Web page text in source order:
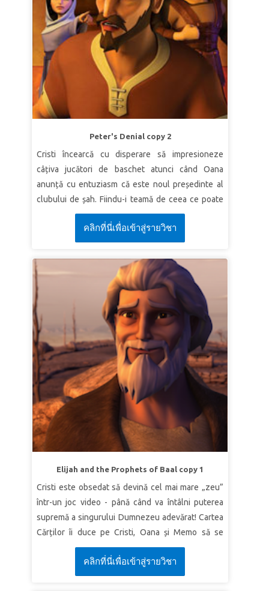
and My reward is with Me, to give to every one
according to his work.”Revelation 22:12 (NKJV)
Adevăr biblic:Dumnezeu îmi dă puterea Lui.
Verset:Îngerul Domnului i S-a arătat şi i-a zis:
„Domnul este cu tine, viteazule!” Judecători 6:12
(VDC)
LECȚIA 2: BIRUINȚA CU DUMNEZEU
Adevăr biblic:
Dumnezeu îmi dă biruința.
Verset:„Iată, Dumnezeu este izbăvirea mea, voi
fi plin de încredere şi nu mă voi teme de nimic;
laudelor mele, şi El m-a mântuit.”
Isaia 12:2 (VDC)
LECȚIA 3: FĂ LUCRURI MARI CU
DUMNEZEU
Cu Dumnezeu, pot face lucruri
Filipeni 4:13 (VDC)
Peter's Denial copy 2
Cristi încearcă cu disperare să impresioneze
câțiva jucători de baschet atunci când Oana
anunță cu entuziasm că este noul președinte al
clubului de șah. Fiindu-i teamă de ceea ce poate
crede grupul, Cristi se preface că nu o cunoaște.
Cartea Cărților îi duce pe Cristi, Oana și Memo să
se întâlnească cu Petru, care neagă de trei ori că l-
ar cunoaște pe Isus. Aceștia văd cum Isus îl iartă pe
Petru și relația lor este restabilită. Copiii învață
cum pot fi iertați atunci când se pocăiesc.
LECȚIA 1 PETRU SE LEAPĂDĂ DE ISUS
Adevăr biblic:
Isus îmi cunoaște slăbiciunile.
Verset:„Căci n-avem un Mare Preot care să n-
aibă milă de slăbiciunile noastre, ci Unul care în
toate lucrurile a fost ispitit ca şi noi, dar fără
păcat!”Evrei 4:15 (VDC)
LECȚIA 2: ISUS MĂ CHEAMĂ PE NUME
Adevăr biblic:
Isus mă cheamă atunci când
eșuez.
Verset: „Care om dintre voi, dacă are o sută de oi,
nouăzeci şi nouă pe izlaz şi se duce după cea
pierdută până când o găseşte?”
Luca 15: 4 (VDC)
LECȚIA 3: ISUS MĂ IUBEȘTE
คลิกที่นี่เพื่อเข้าสู่รายวิชา
Elijah and the Prophets of Baal copy 1
Cristi este obsedat să devină cel mai mare „zeu”
într-un joc video - până când va întâlni puterea
supremă a singurului Dumnezeu adevărat! Cartea
Cărților îi duce pe Cristi, Oana și Memo să se
întâlnească cu profetul Ilie. Asistați la
confruntarea dramatică în timp ce Ilie se află
singur față în față cu 450 de profeți ai zeului fals
คลิกที่นี่เพื่อเข้าสู่รายวิชา